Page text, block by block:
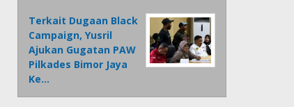
Terkait Dugaan Black
Campaign, Yusril
Ajukan Gugatan PAW
Pilkades Bimor Jaya
Ke…